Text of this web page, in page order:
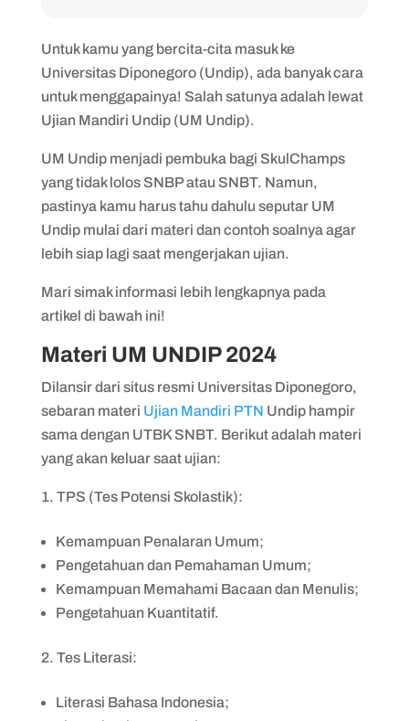
dan Pemahaman Umum
5. Contoh Soal UM Undip – Pemahaman
Bacaan dan Menulis
7. Contoh Soal UM Undip – Pengetahuan
Kuantiatif
8. Contoh Soal UM Undip – Pengetahuan
Kuantiatif
9. Contoh Soal UM Undip – Literasi
Bahasa Indonesia
Untuk kamu yang bercita-cita masuk ke
Universitas Diponegoro (Undip), ada banyak cara
untuk menggapainya! Salah satunya adalah lewat
Ujian Mandiri Undip (UM Undip).
UM Undip menjadi pembuka bagi SkulChamps
yang tidak lolos SNBP atau SNBT. Namun,
pastinya kamu harus tahu dahulu seputar UM
Undip mulai dari materi dan contoh soalnya agar
lebih siap lagi saat mengerjakan ujian.
Mari simak informasi lebih lengkapnya pada
artikel di bawah ini!
Materi UM UNDIP 2024
Dilansir dari situs resmi Universitas Diponegoro,
sebaran materi Ujian Mandiri PTN Undip hampir
sama dengan UTBK SNBT. Berikut adalah materi
yang akan keluar saat ujian:
TPS (Tes Potensi Skolastik):
Kemampuan Penalaran Umum;
Pengetahuan dan Pemahaman Umum;
Kemampuan Memahami Bacaan dan Menulis;
Pengetahuan Kuantitatif.
Tes Literasi:
Literasi Bahasa Indonesia;